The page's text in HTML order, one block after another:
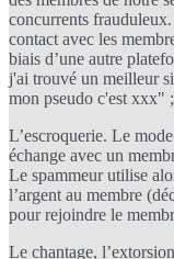
concurrents
contact avec les
biais d’une autre
j'ai trouvé un meilleur
mon pseudo c'est xxx" ;
L’escroquerie. Le
échange avec un
Le spammeur utilise
l’argent au membre
pour rejoindre le
Le chantage,